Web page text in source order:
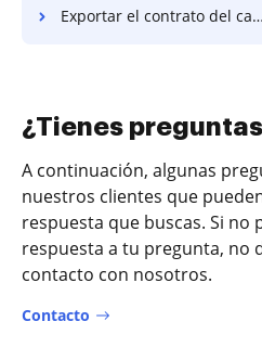
Exportar el contrato del campo de teléfono en Google Chrome
¿Tienes
A continuación, algunas
nuestros clientes que
respuesta que buscas. Si no
respuesta a tu pregunta, no
contacto con nosotros.
Contacto